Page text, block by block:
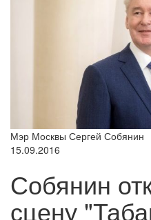
Мэр Москвы Сергей Собянин
15.09.2016
Собянин
сцену